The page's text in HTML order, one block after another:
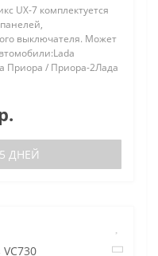
UX-7 комплектуется
выключателя. Может
Приора / Приора-2Лада
ДНЕЙ